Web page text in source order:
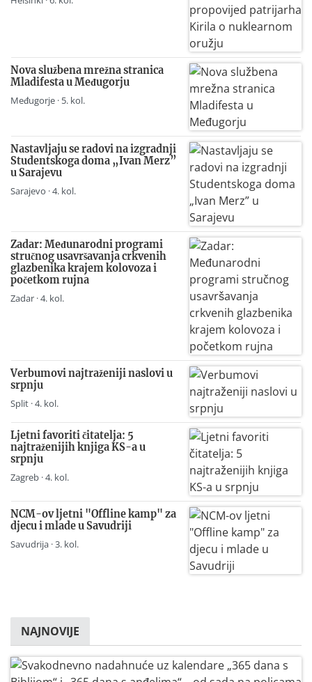
Nova službena mrežna stranica
Mladifesta u Međugorju
Međugorje · 5. kol.
Nastavljaju se radovi na izgradnji
Studentskoga doma „Ivan Merz”
u Sarajevu
Sarajevo · 4. kol.
Zadar: Međunarodni programi
stručnog usavršavanja crkvenih
glazbenika krajem kolovoza i
početkom rujna
Zadar · 4. kol.
Verbumovi najtraženiji naslovi u
srpnju
Split · 4. kol.
Ljetni favoriti čitatelja: 5
najtraženijih knjiga KS-a u
srpnju
Zagreb · 4. kol.
NCM-ov ljetni "Offline kamp" za
djecu i mlade u Savudriji
Savudrija · 3. kol.
NAJNOVIJE